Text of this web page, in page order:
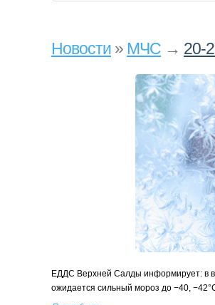
Новости » МЧС → 20-
ЕДДС Верхней Салды информирует: в
ожидается сильный мороз до −40,